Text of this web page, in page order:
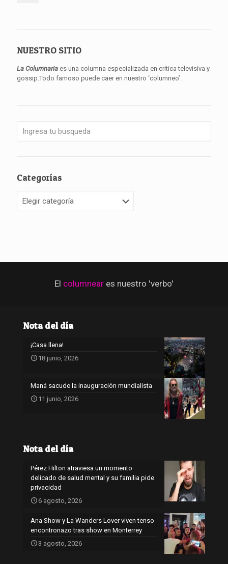
NUESTRO SITIO
La Columnaria es una columna especializada en crítica televisiva y
gossip.Todo famoso puede caer en nuestro ‘columneo’.
Categorías
El columnear es nuestro 'verbo'
Nota del día
¡Casa llena!
18 junio, 2026
Maná sacude la inauguración mundialista
11 junio, 2026
Nota del día
Pérez Hilton atraviesa un momento
delicado de salud mental y su familia pide
privacidad
6 agosto, 2026
Ana Show y La Wanders Lover viven tenso
encontronazo tras show en Monterrey
3 agosto, 2026